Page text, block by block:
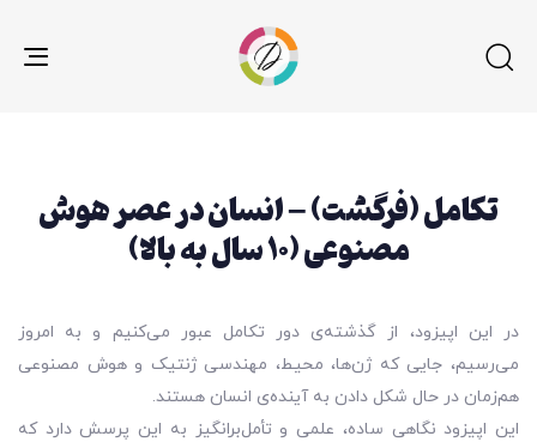
تکامل (فرگشت) – انسان در عصر هوش
مصنوعی (۱۰ سال به بالا)
در این اپیزود، از گذشته‌ی دور تکامل عبور می‌کنیم و به امروز
می‌رسیم، جایی که ژن‌ها، محیط، مهندسی ژنتیک و هوش مصنوعی
هم‌زمان در حال شکل دادن به آینده‌ی انسان هستند.
این اپیزود نگاهی ساده، علمی و تأمل‌برانگیز به این پرسش دارد که